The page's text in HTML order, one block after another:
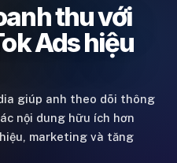
thu với
Ads hiệu
giúp anh theo dõi thông
nội dung hữu ích hơn
marketing và tăng